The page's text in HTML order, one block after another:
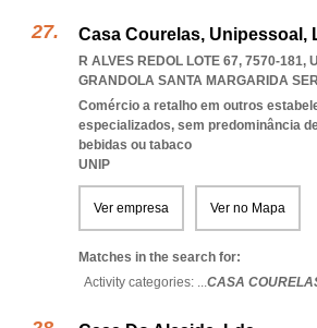
Casa Courelas, Unipessoal,
R ALVES REDOL LOTE 67, 7570-181,
GRANDOLA SANTA MARGARIDA
Comércio a retalho em outros
especializados, sem predominância
bebidas ou tabaco
UNIP
Ver empresa Ver no Mapa
Matches in the search for:
Activity categories: ...CASA